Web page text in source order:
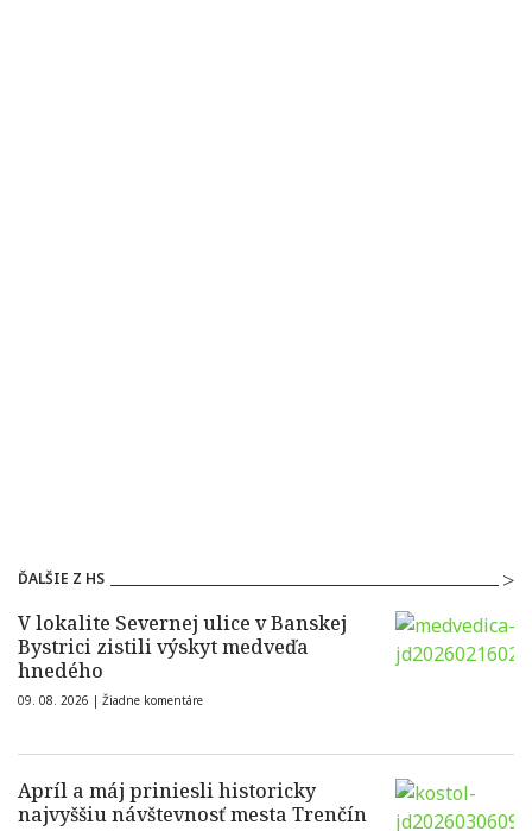
ĎALŠIE Z HS
V lokalite Severnej ulice v Banskej
Bystrici zistili výskyt medveďa
hnedého
09. 08. 2026 | Žiadne komentáre
Apríl a máj priniesli historicky
najvyššiu návštevnosť mesta Trenčín